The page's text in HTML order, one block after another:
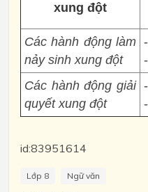
xung đột
Các hành động làm
nảy sinh xung đột
Các hành động giải
quyết xung đột
id:83951614
Lớp 8 Ngữ văn